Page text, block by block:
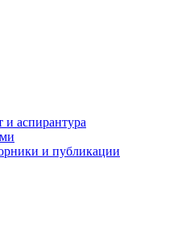
и аспирантура
и публикации